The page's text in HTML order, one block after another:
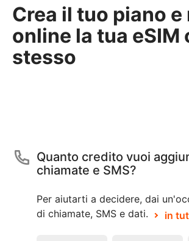
Crea il tuo piano e
online la tua eSIM
stesso
Quanto credito vuoi
chiamate e SMS?
Per aiutarti a decidere, dai
di chiamate, SMS e dati.
in